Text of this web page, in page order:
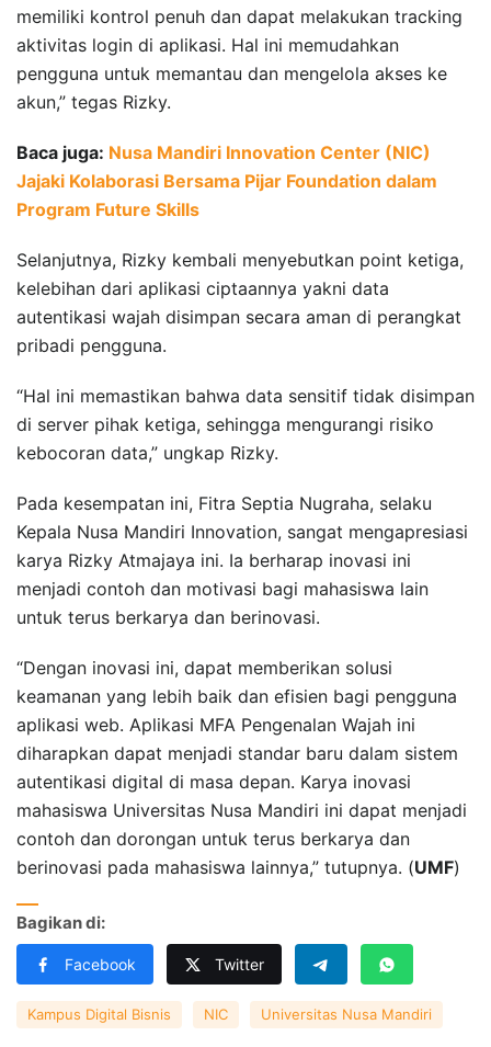
memiliki kontrol penuh dan dapat melakukan tracking
aktivitas login di aplikasi. Hal ini memudahkan
pengguna untuk memantau dan mengelola akses ke
akun,” tegas Rizky.
Baca juga: Nusa Mandiri Innovation Center (NIC)
Jajaki Kolaborasi Bersama Pijar Foundation dalam
Program Future Skills
Selanjutnya, Rizky kembali menyebutkan point ketiga,
kelebihan dari aplikasi ciptaannya yakni data
autentikasi wajah disimpan secara aman di perangkat
pribadi pengguna.
“Hal ini memastikan bahwa data sensitif tidak disimpan
di server pihak ketiga, sehingga mengurangi risiko
kebocoran data,” ungkap Rizky.
Pada kesempatan ini, Fitra Septia Nugraha, selaku
Kepala Nusa Mandiri Innovation, sangat mengapresiasi
karya Rizky Atmajaya ini. Ia berharap inovasi ini
menjadi contoh dan motivasi bagi mahasiswa lain
untuk terus berkarya dan berinovasi.
“Dengan inovasi ini, dapat memberikan solusi
keamanan yang lebih baik dan efisien bagi pengguna
aplikasi web. Aplikasi MFA Pengenalan Wajah ini
diharapkan dapat menjadi standar baru dalam sistem
autentikasi digital di masa depan. Karya inovasi
mahasiswa Universitas Nusa Mandiri ini dapat menjadi
contoh dan dorongan untuk terus berkarya dan
berinovasi pada mahasiswa lainnya,” tutupnya. (UMF)
Bagikan di:
Facebook Twitter
Kampus Digital Bisnis NIC Universitas Nusa Mandiri